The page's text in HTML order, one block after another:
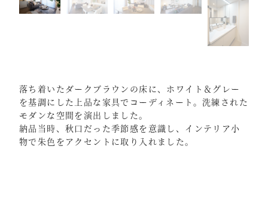
落ち着いたダークブラウンの床に、ホワイト＆グレー
を基調にした上品な家具でコーディネート。洗練された
モダンな空間を演出しました。
納品当時、秋口だった季節感を意識し、インテリア小
物で朱色をアクセントに取り入れました。